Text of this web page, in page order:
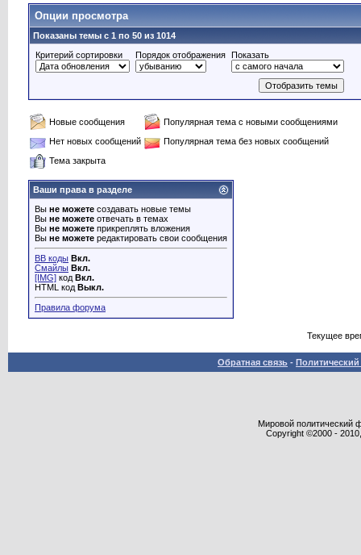
Опции просмотра
Показаны темы с 1 по 50 из 1014
Критерий сортировки
Порядок отображения Показать
Новые сообщения
Популярная тема с новыми сообщениями
Нет новых сообщений
Популярная тема без новых сообщений
Тема закрыта
Ваши права в разделе
Вы не можете создавать новые темы
Вы не можете отвечать в темах
Вы не можете прикреплять вложения
Вы не можете редактировать свои сообщения
BB коды Вкл.
Смайлы Вкл.
[IMG] код Вкл.
HTML код Выкл.
Правила форума
Текущее
Обратная связь -
Мировой политический
Copyright ©2000 -